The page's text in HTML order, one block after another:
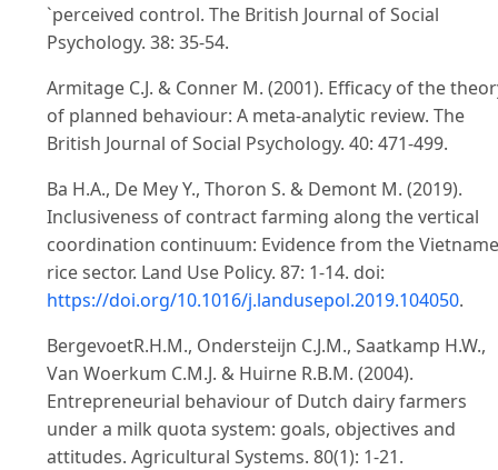
`perceived control. The British Journal of Social
Psychology. 38: 35-54.
Armitage C.J. & Conner M. (2001). Efficacy of the
of planned behaviour: A meta-analytic review. The
British Journal of Social Psychology. 40: 471-499.
Ba H.A., De Mey Y., Thoron S. & Demont M. (2019).
Inclusiveness of contract farming along the vertical
coordination continuum: Evidence from the
rice sector. Land Use Policy. 87: 1-14. doi:
https://doi.org/10.1016/j.landusepol.2019.104050.
BergevoetR.H.M., Ondersteijn C.J.M., Saatkamp H.W.,
Van Woerkum C.M.J. & Huirne R.B.M. (2004).
Entrepreneurial behaviour of Dutch dairy farmers
under a milk quota system: goals, objectives and
attitudes. Agricultural Systems. 80(1): 1-21.